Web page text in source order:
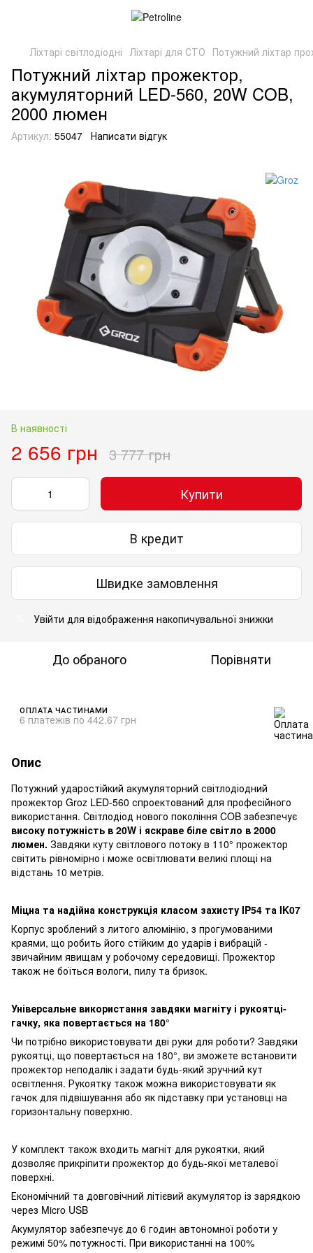
Ліхтарі світлодіодні Ліхтарі для СТО Потужний ліхтар
Потужний ліхтар прожектор,
акумуляторний LED-560, 20W COB,
2000 люмен
Артикул: 55047 Написати відгук
В наявності
2 656 грн 3 777 грн
Купити
В кредит
Швидке замовлення
Увійти для відображення накопичувальної знижки
До обраного Порівняти
ОПЛАТА ЧАСТИНАМИ
6 платежів по 442.67 грн
Опис
Потужний ударостійкий акумуляторний світлодіодний
прожектор Groz LED-560 спроектований для професійного
використання. Світлодіод нового покоління COB забезпечує
високу потужність в 20W і яскраве біле світло в 2000
люмен. Завдяки куту світлового потоку в 110° прожектор
світить рівномірно і може освітлювати великі площі на
відстань 10 метрів.
Міцна та надійна конструкція класом захисту IP54 та IK07
Корпус зроблений з литого алюмінію, з прогумованими
краями, що робить його стійким до ударів і вибрацій -
звичайним явищам у робочому середовищі. Прожектор
також не боїться вологи, пилу та бризок.
Універсальне використання завдяки магніту і рукоятці-
гачку, яка повертається на 180°
Чи потрібно використовувати дві руки для роботи? Завдяки
рукоятці, що повертається на 180°, ви зможете встановити
прожектор неподалік і задати будь-який зручний кут
освітлення. Рукоятку також можна використовувати як
гачок для підвішування або як підставку при установці на
горизонтальну поверхню.
У комплект також входить магніт для рукоятки, який
дозволяє прикріпити прожектор до будь-якої металевої
поверхні.
Економічний та довговічний літієвий акумулятор із зарядкою
через Micro USB
Акумулятор забезпечує до 6 годин автономної роботи у
режимі 50% потужності. При використанні на 100%